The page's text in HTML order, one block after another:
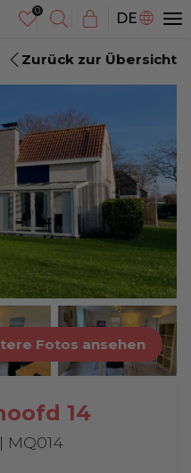
DE
NL
EN
Zurück zur Übersicht
Fotos ansehen
14
MQ014